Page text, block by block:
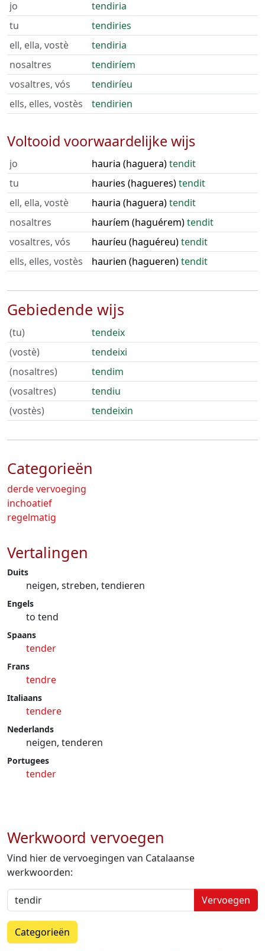
jo
tendiria
tu
tendiries
ell, ella, vostè
tendiria
nosaltres
tendiríem
vosaltres, vós
tendiríeu
ells, elles, vostès
tendirien
Voltooid voorwaardelijke wijs
jo hauria (haguera)tendit
tu
hauries (hagueres)tendit
ell, ella, vostè
hauria (haguera)tendit
nosaltres
hauríem (haguérem)tendit
vosaltres, vós
hauríeu (haguéreu)tendit
ells, elles, vostès
haurien (hagueren)tendit
Gebiedende wijs
(tu)
tendeix
(vostè)
tendeixi
(nosaltres)
tendim
(vosaltres)
tendiu
(vostès)
tendeixin
Categorieën
derde vervoeging
inchoatief
regelmatig
Vertalingen
Duits
neigen, streben, tendieren
Engels
to tend
Spaans
tender
Frans
tendre
Italiaans
tendere
Nederlands
neigen, tenderen
Portugees
tender
Werkwoord vervoegen
Vind hier de vervoegingen van Catalaanse
werkwoorden:
Vervoegen
Categorieën